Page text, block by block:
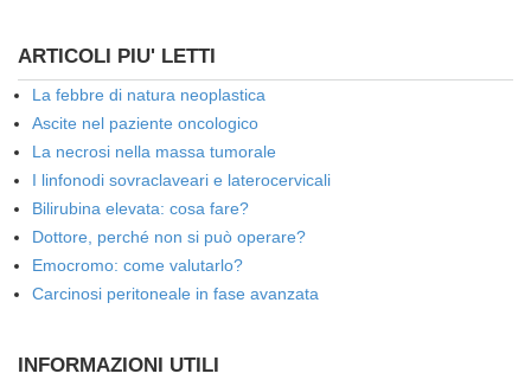
ARTICOLI PIU' LETTI
La febbre di natura neoplastica
Ascite nel paziente oncologico
La necrosi nella massa tumorale
I linfonodi sovraclaveari e laterocervicali
Bilirubina elevata: cosa fare?
Dottore, perché non si può operare?
Emocromo: come valutarlo?
Carcinosi peritoneale in fase avanzata
INFORMAZIONI UTILI